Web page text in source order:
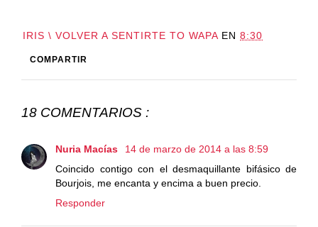
IRIS \ VOLVER A SENTIRTE TO WAPA EN 8:30
COMPARTIR
18 COMENTARIOS :
Nuria Macías
14 de marzo de 2014 a las 8:59
Coincido contigo con el desmaquillante bifásico de
Bourjois, me encanta y encima a buen precio.
Responder